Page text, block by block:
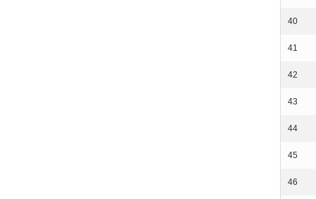
40
41
42
43
44
45
46